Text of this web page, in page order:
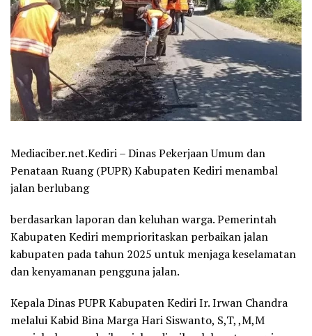
Mediaciber.net.Kediri – Dinas Pekerjaan Umum dan
Penataan Ruang (PUPR) Kabupaten Kediri menambal
jalan berlubang
berdasarkan laporan dan keluhan warga. Pemerintah
Kabupaten Kediri memprioritaskan perbaikan jalan
kabupaten pada tahun 2025 untuk menjaga keselamatan
dan kenyamanan pengguna jalan.
Kepala Dinas PUPR Kabupaten Kediri Ir. Irwan Chandra
melalui Kabid Bina Marga Hari Siswanto, S,T, ,M,M